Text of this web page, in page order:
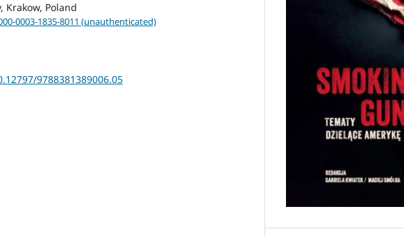
Krakow, Poland
0003-1835-8011 (unauthenticated)
9788381389006.05